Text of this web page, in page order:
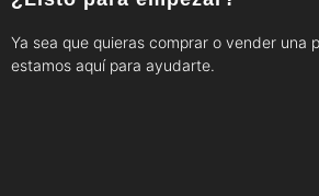
Ya sea que quieras comprar o vender una
estamos aquí para ayudarte.